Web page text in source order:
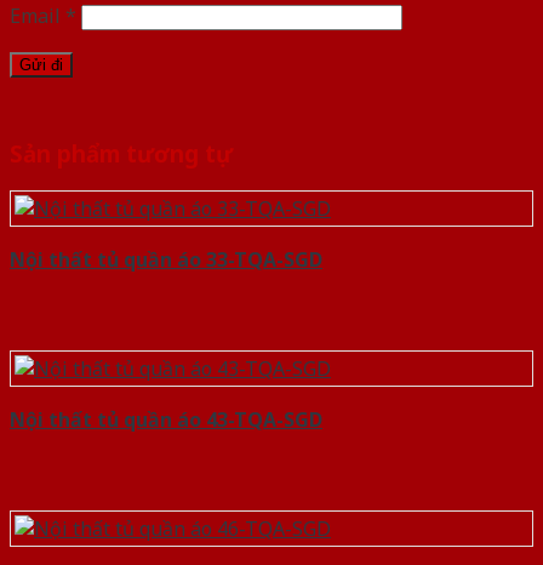
Email *
Sản phẩm tương tự
Nội thất tủ quần áo 33-TQA-SGD
Nội thất tủ quần áo 43-TQA-SGD